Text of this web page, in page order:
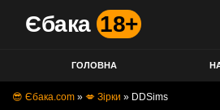
Єбака 18+
ГОЛОВНА
😎 Єбака.com » 💋 Зірки » DDSims